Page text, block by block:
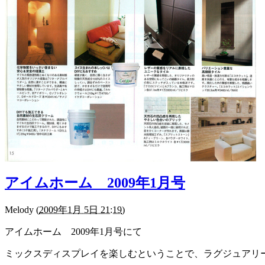
アイムホーム 2009年1月号
Melody (2009年1月 5日 21:19)
アイムホーム 2009年1月号にて
ミックスディスプレイを楽しむということで、ラグジュアリ